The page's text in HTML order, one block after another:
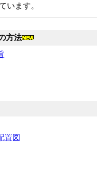
います。
方法
置図